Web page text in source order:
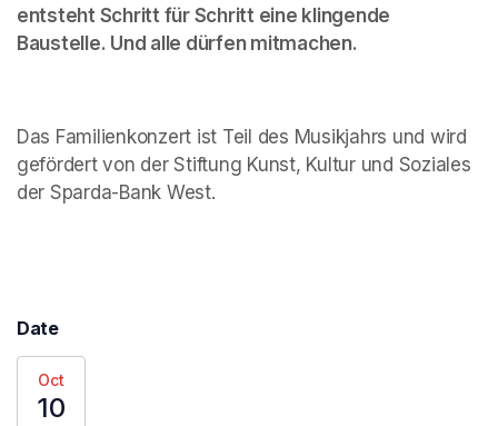
entsteht Schritt für Schritt eine klingende
Baustelle. Und alle dürfen mitmachen.
Das Familienkonzert ist Teil des Musikjahrs und wird
gefördert von der Stiftung Kunst, Kultur und Soziales
der Sparda-Bank West.
Date
Oct
10